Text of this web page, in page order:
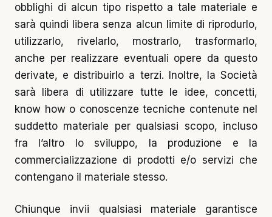
obblighi di alcun tipo rispetto a tale materiale e
sarà quindi libera senza alcun limite di riprodurlo,
utilizzarlo, rivelarlo, mostrarlo, trasformarlo,
anche per realizzare eventuali opere da questo
derivate, e distribuirlo a terzi. Inoltre, la Società
sarà libera di utilizzare tutte le idee, concetti,
know how o conoscenze tecniche contenute nel
suddetto materiale per qualsiasi scopo, incluso
fra l’altro lo sviluppo, la produzione e la
commercializzazione di prodotti e/o servizi che
contengano il materiale stesso.
Chiunque invii qualsiasi materiale garantisce